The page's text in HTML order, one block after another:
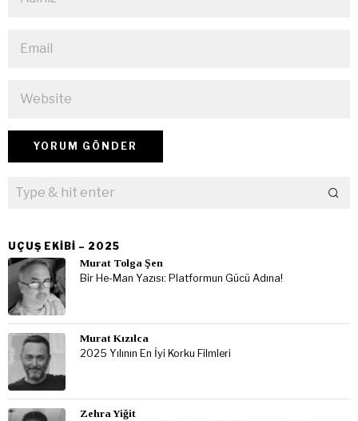
UÇUŞ EKIBI – 2025
Murat Tolga Şen
Bir He-Man Yazısı: Platformun Gücü Adına!
Murat Kızılca
2025 Yılının En İyi Korku Filmleri
Zehra Yiğit